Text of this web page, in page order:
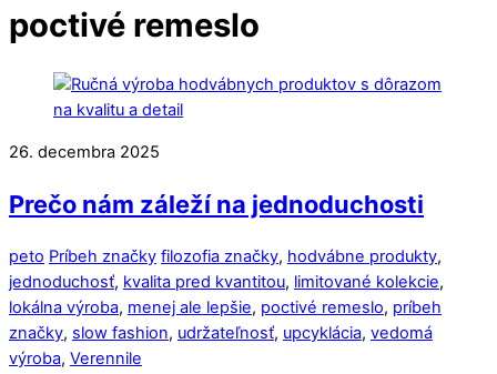
Menu
Cart
poctivé remeslo
26. decembra 2025
Prečo nám záleží na jednoduchosti
peto Príbeh značky filozofia značky, hodvábne produkty,
jednoduchosť, kvalita pred kvantitou, limitované kolekcie,
lokálna výroba, menej ale lepšie, poctivé remeslo, príbeh
značky, slow fashion, udržateľnosť, upcyklácia, vedomá
výroba, Verennile